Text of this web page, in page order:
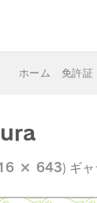
ホーム 免許証
× 643) ギ